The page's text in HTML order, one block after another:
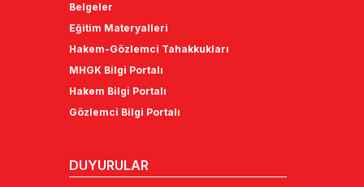
Belgeler
Eğitim Materyalleri
Hakem-Gözlemci Tahakkukları
MHGK Bilgi Portalı
Hakem Bilgi Portalı
Gözlemci Bilgi Portalı
DUYURULAR